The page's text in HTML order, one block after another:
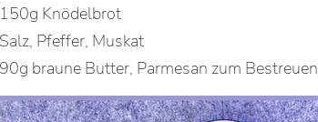
150g Knödelbrot
Salz, Pfeffer, Muskat
90g braune Butter, Parmesan zum Bestreuen